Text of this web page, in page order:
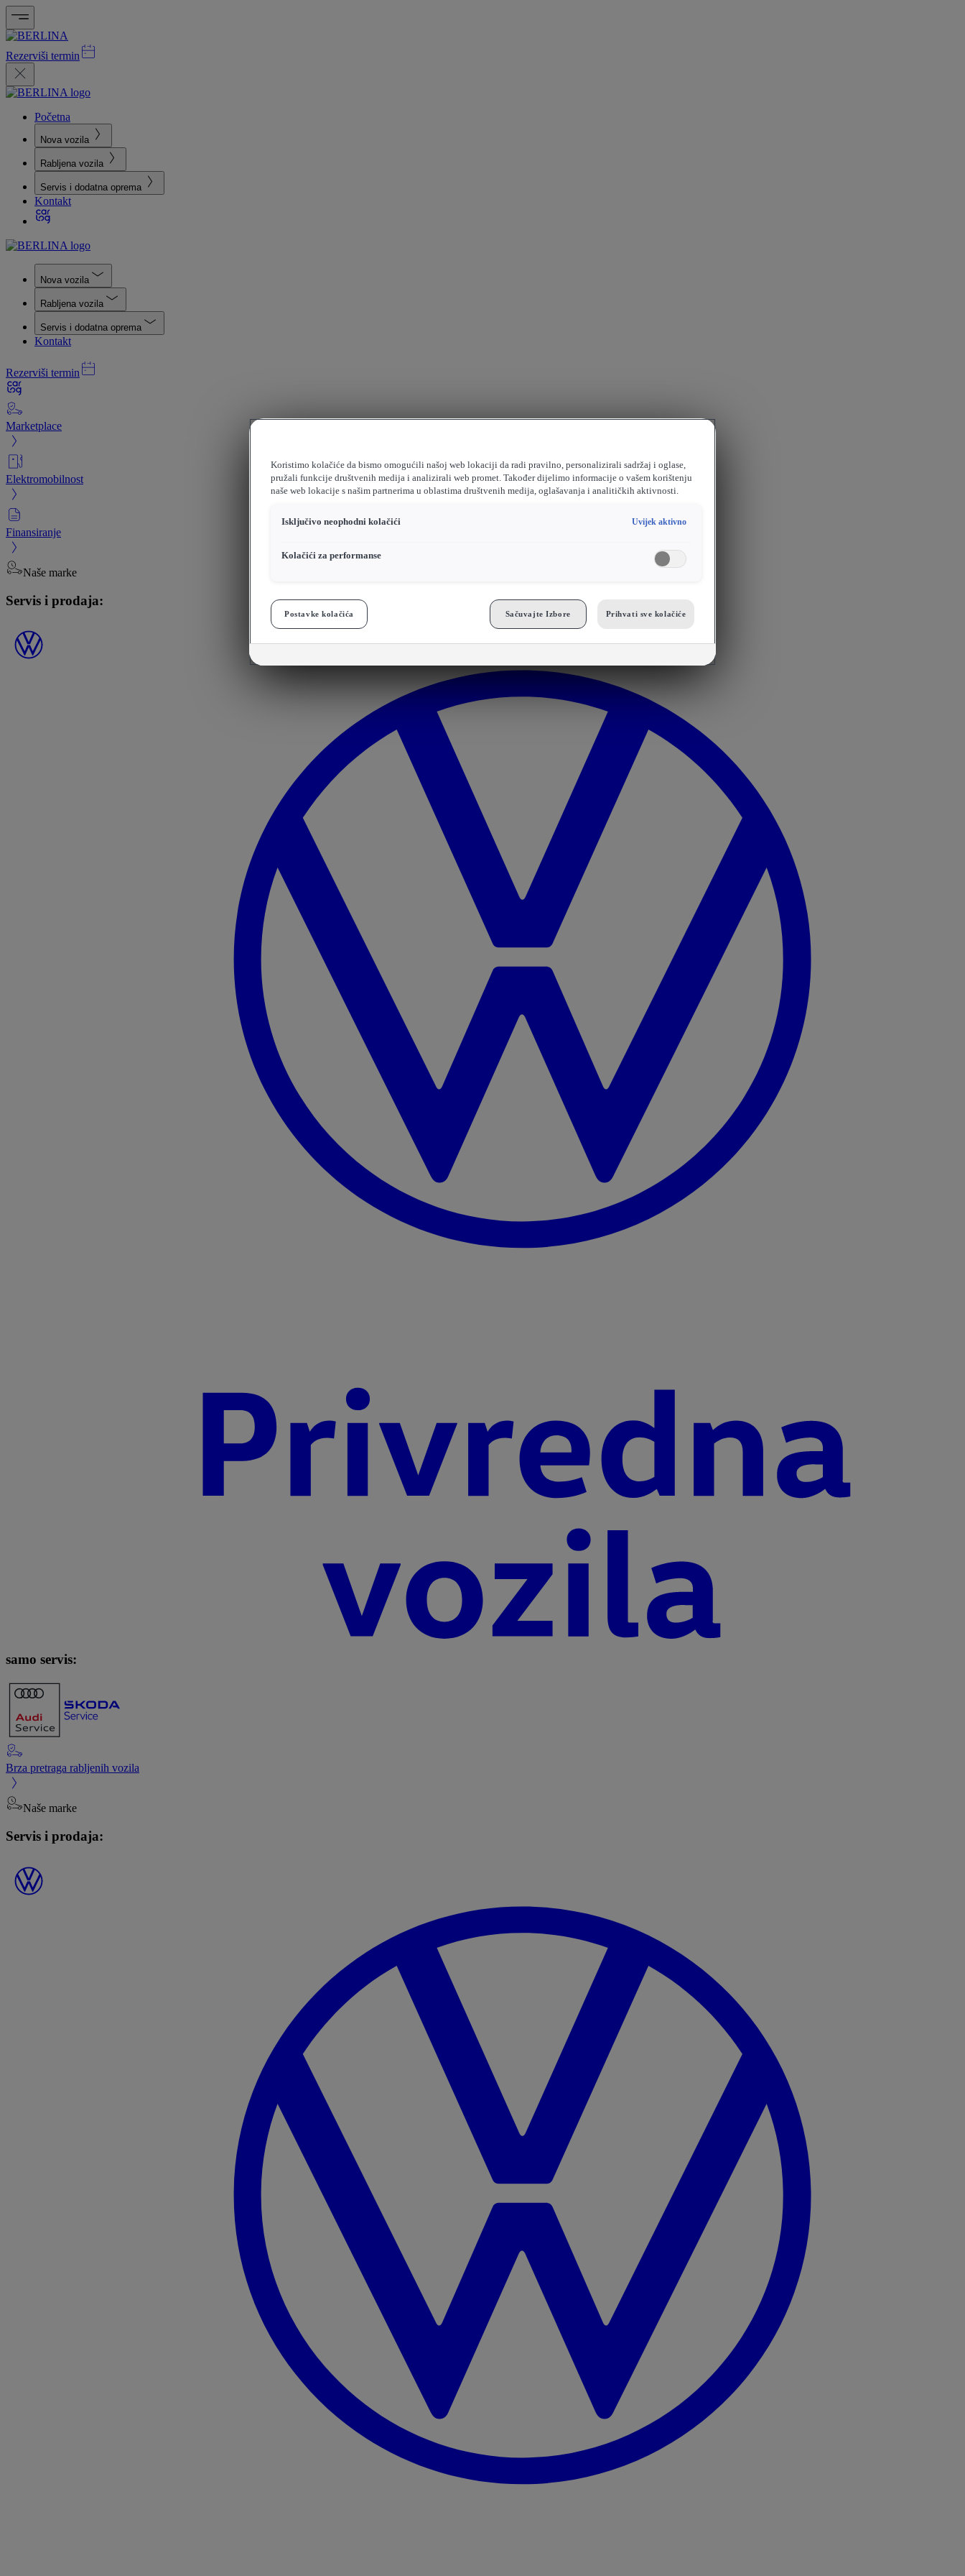
Rezerviši termin
Početna
Nova vozila
Rabljena vozila
Servis i dodatna oprema
Kontakt
Nova vozila
Rabljena vozila
Servis i dodatna oprema
Kontakt
Rezerviši termin
Marketplace
Elektromobilnost
Finansiranje
Naše marke
Servis i prodaja:
samo servis:
Brza pretraga rabljenih vozila
Naše marke
Servis i prodaja:
Koristimo kolačiće da bismo omogućili našoj web lokaciji da radi pravilno, personalizirali sadržaj i oglase,
pružali funkcije društvenih medija i analizirali web promet. Također dijelimo informacije o vašem korištenju
naše web lokacije s našim partnerima u oblastima društvenih medija, oglašavanja i analitičkih aktivnosti.
Isključivo neophodni kolačići Uvijek aktivno
Kolačići za performanse
Postavke kolačića Sačuvajte Izbore Prihvati sve kolačiće